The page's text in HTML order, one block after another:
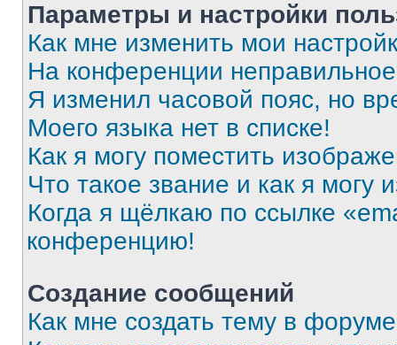
Параметры и настройки
Как мне изменить мои
На конференции
Я изменил часовой пояс, но
Моего языка нет в списке!
Как я могу поместить
Что такое звание и как я могу
Когда я щёлкаю по ссылке
конференцию!
Создание сообщений
Как мне создать тему в